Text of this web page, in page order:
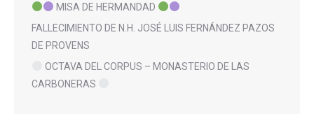
MISA DE HERMANDAD
FALLECIMIENTO DE N.H. JOSÉ LUIS FERNÁNDEZ PAZOS
DE PROVENS
OCTAVA DEL CORPUS – MONASTERIO DE LAS
CARBONERAS